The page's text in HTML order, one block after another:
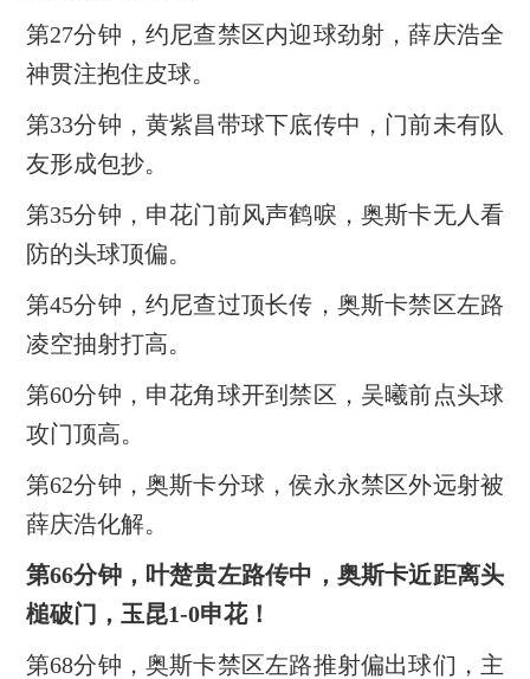
第27分钟，约尼查禁区内迎球劲射，薛庆浩全
神贯注抱住皮球。
第33分钟，黄紫昌带球下底传中，门前未有队
友形成包抄。
第35分钟，申花门前风声鹤唳，奥斯卡无人看
防的头球顶偏。
第45分钟，约尼查过顶长传，奥斯卡禁区左路
凌空抽射打高。
第60分钟，申花角球开到禁区，吴曦前点头球
攻门顶高。
第62分钟，奥斯卡分球，侯永永禁区外远射被
薛庆浩化解。
第66分钟，叶楚贵左路传中，奥斯卡近距离头
槌破门，玉昆1-0申花！
第68分钟，奥斯卡禁区左路推射偏出球们，主